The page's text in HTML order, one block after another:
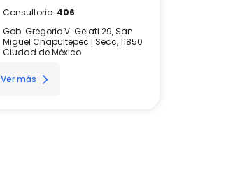
Consultorio: 406
Gob. Gregorio V. Gelati 29, San
Miguel Chapultepec I Secc, 11850
Ciudad de México.
Ver más